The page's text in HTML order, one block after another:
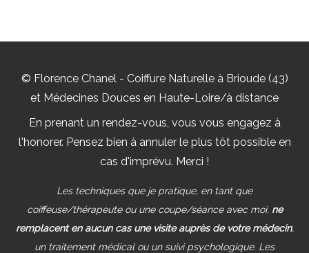
© Florence Chanel - Coiffure Naturelle à Brioude (43)
et Médecines Douces en Haute-Loire/à distance
En prenant un rendez-vous, vous vous engagez à
l'honorer. Pensez bien à annuler le plus tôt possible en
cas d'imprévu. Merci !
Les techniques que je pratique, en tant que
coiffeuse/thérapeute ou une coupe/séance avec moi, ne
remplacent en aucun cas une visite auprès de votre médecin,
un traitement médical ou un suivi psychologique. Les